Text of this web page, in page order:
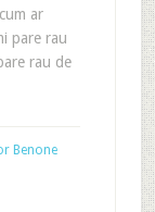
ar
pare rau
rau de
Benone